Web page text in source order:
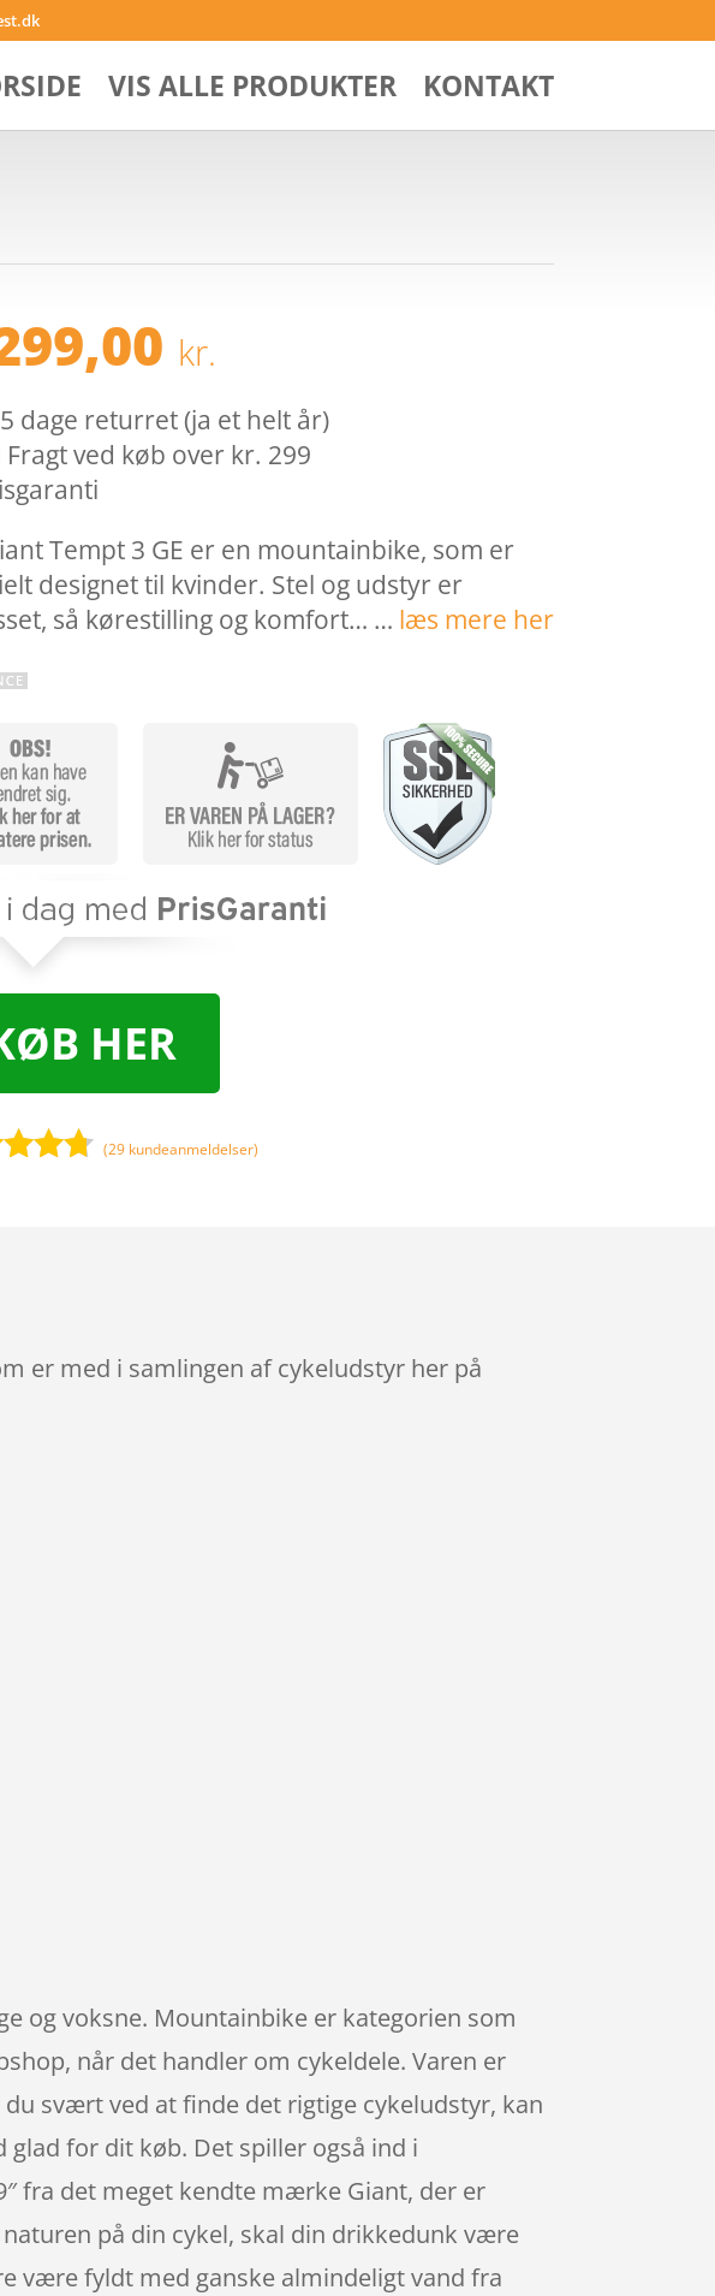
VIS ALLE PRODUKTER KONTAKT
kr.
dage returret (ja et helt år)
ved køb over kr. 299
Tempt 3 GE er en mountainbike, som er
designet til kvinder. Stel og udstyr er
så kørestilling og komfort… … læs mere her
HER
(29 kundeanmeldelser)
er med i samlingen af cykeludstyr her på
og voksne. Mountainbike er kategorien som
når det handler om cykeldele. Varen er
svært ved at finde det rigtige cykeludstyr, kan
for dit køb. Det spiller også ind i
fra det meget kendte mærke Giant, der er
på din cykel, skal din drikkedunk være
være fyldt med ganske almindeligt vand fra